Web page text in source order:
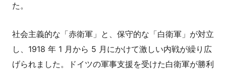
た。
社会主義的な「赤衛軍」と、保守的な「白衛軍」が対立
し、1918 年 1 月から 5 月にかけて激しい内戦が繰り広
げられました。ドイツの軍事支援を受けた白衛軍が勝利